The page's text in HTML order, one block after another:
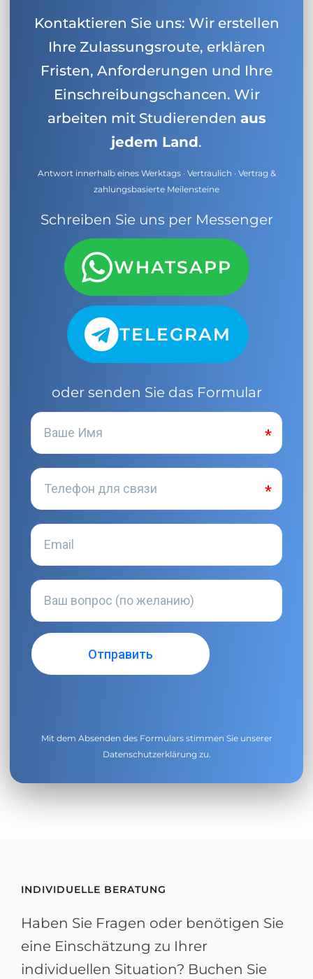
Kontaktieren Sie uns: Wir erstellen
Ihre Zulassungsroute, erklären
Fristen, Anforderungen und Ihre
Einschreibungschancen. Wir
arbeiten mit Studierenden aus
jedem Land.
Antwort innerhalb eines Werktags · Vertraulich · Vertrag &
zahlungsbasierte Meilensteine
Schreiben Sie uns per Messenger
WHATSAPP
TELEGRAM
oder senden Sie das Formular
Mit dem Absenden des Formulars stimmen Sie unserer
Datenschutzerklärung zu.
INDIVIDUELLE BERATUNG
Haben Sie Fragen oder benötigen Sie
eine Einschätzung zu Ihrer
individuellen Situation? Buchen Sie